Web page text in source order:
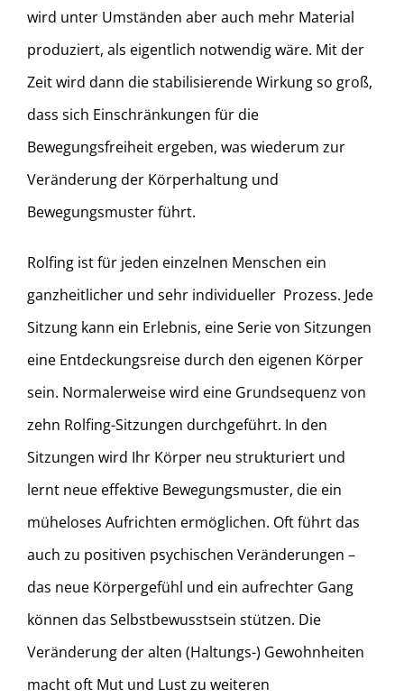
wird unter Umständen aber auch mehr Material
produziert, als eigentlich notwendig wäre. Mit der
Zeit wird dann die stabilisierende Wirkung so groß,
dass sich Einschränkungen für die
Bewegungsfreiheit ergeben, was wiederum zur
Veränderung der Körperhaltung und
Bewegungsmuster führt.
Rolfing ist für jeden einzelnen Menschen ein
ganzheitlicher und sehr individueller Prozess. Jede
Sitzung kann ein Erlebnis, eine Serie von Sitzungen
eine Entdeckungsreise durch den eigenen Körper
sein. Normalerweise wird eine Grundsequenz von
zehn Rolfing-Sitzungen durchgeführt. In den
Sitzungen wird Ihr Körper neu strukturiert und
lernt neue effektive Bewegungsmuster, die ein
müheloses Aufrichten ermöglichen. Oft führt das
auch zu positiven psychischen Veränderungen –
das neue Körpergefühl und ein aufrechter Gang
können das Selbstbewusstsein stützen. Die
Veränderung der alten (Haltungs-) Gewohnheiten
macht oft Mut und Lust zu weiteren